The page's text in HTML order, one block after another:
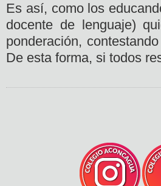
Es así, como los
docente de lenguaje)
ponderación,
De esta forma, si todos